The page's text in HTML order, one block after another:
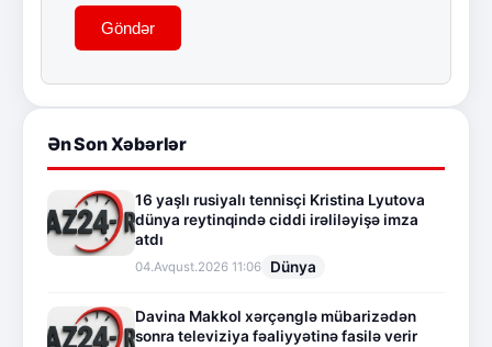
Göndər
Ən Son Xəbərlər
16 yaşlı rusiyalı tennisçi Kristina Lyutova
dünya reytinqində ciddi irəliləyişə imza
atdı
04.Avqust.2026 11:06 Dünya
Davina Makkol xərçənglə mübarizədən
sonra televiziya fəaliyyətinə fasilə verir